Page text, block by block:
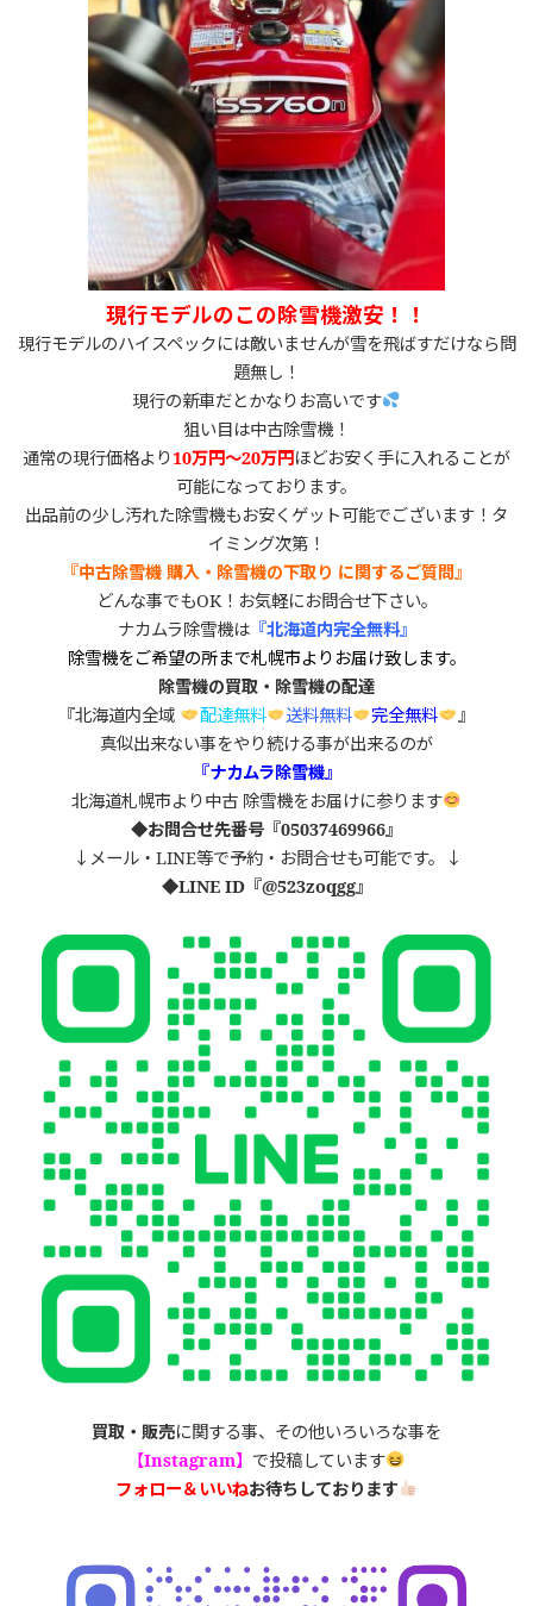
現行モデルのこの除雪機激安！！
現行モデルのハイスペックには敵いませんが雪を飛ばすだけなら問
題無し！
現行の新車だとかなりお高いです
狙い目は中古除雪機！
通常の現行価格より10万円〜20万円ほどお安く手に入れることが
可能になっております。
出品前の少し汚れた除雪機もお安くゲット可能でございます！タ
イミング次第！
『中古除雪機 購入・除雪機の下取り に関するご質問』
どんな事でもOK！お気軽にお問合せ下さい。
ナカムラ除雪機は『北海道内完全無料』
除雪機をご希望の所まで札幌市よりお届け致します。
除雪機の買取・除雪機の配達
『北海道内全域
配達無料 送料無料 完全無料
』
真似出来ない事をやり続ける事が出来るのが
『ナカムラ除雪機』
北海道札幌市より中古 除雪機をお届けに参ります
◆お問合せ先番号『05037469966』
↓メール・LINE等で予約・お問合せも可能です。↓
◆LINE ID『@523zoqgg』
買取・販売に関する事、その他いろいろな事を
【Instagram】で投稿しています
フォロー＆いいねお待ちしております